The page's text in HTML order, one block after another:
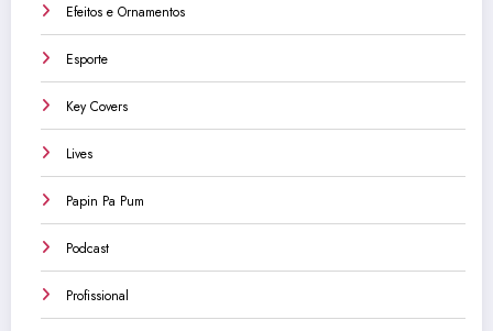
Efeitos e Ornamentos
Esporte
Key Covers
Lives
Papin Pa Pum
Podcast
Profissional